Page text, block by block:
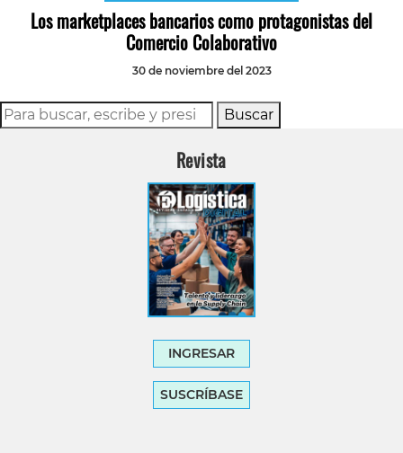
Los marketplaces bancarios como protagonistas del
Comercio Colaborativo
30 de noviembre del 2023
Buscar
Revista
INGRESAR
SUSCRÍBASE